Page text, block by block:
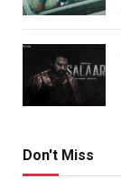
Don't Miss